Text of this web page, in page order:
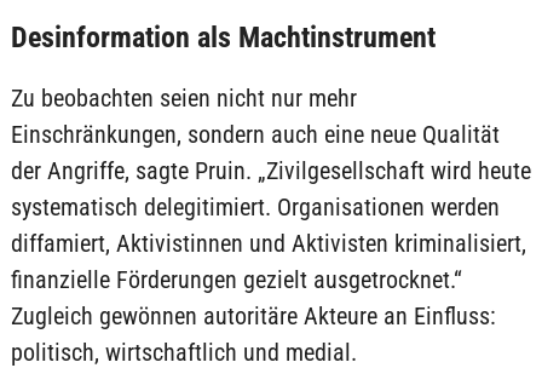
Desinformation als Machtinstrument
Zu beobachten seien nicht nur mehr
Einschränkungen, sondern auch eine neue Qualität
der Angriffe, sagte Pruin. „Zivilgesellschaft wird heute
systematisch delegitimiert. Organisationen werden
diffamiert, Aktivistinnen und Aktivisten kriminalisiert,
finanzielle Förderungen gezielt ausgetrocknet.“
Zugleich gewönnen autoritäre Akteure an Einfluss:
politisch, wirtschaftlich und medial.